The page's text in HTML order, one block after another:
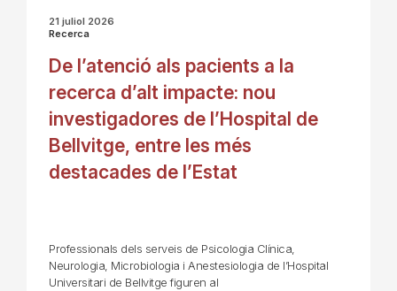
21 juliol 2026
Recerca
De l’atenció als pacients a la
recerca d’alt impacte: nou
investigadores de l’Hospital de
Bellvitge, entre les més
destacades de l’Estat
Professionals dels serveis de Psicologia Clínica,
Neurologia, Microbiologia i Anestesiologia de l’Hospital
Universitari de Bellvitge figuren al